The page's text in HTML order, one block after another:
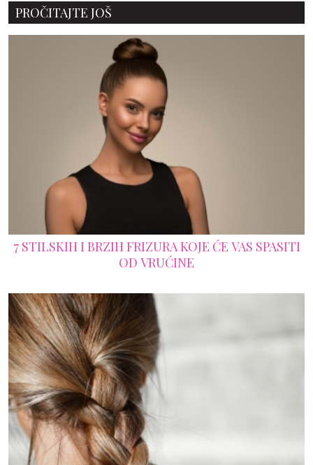
PROČITAJTE JOŠ
7 STILSKIH I BRZIH FRIZURA KOJE ĆE VAS SPASITI
OD VRUĆINE